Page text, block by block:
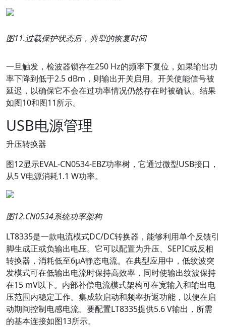
图11.过载保护状态后，典型的恢复时间
一旦触发，检波器锁存在250 Hz的频率下复位，如果输出功
率下降到低于2.5 dBm，则输出开关启用。开关使能信号被
延迟，以确保它不会在过功率情况仍然存在时被确认。结果
如图10和图11所示。
USB电源管理
升压转换器
图12显示EVAL-CN0534-EBZ功率树，它通过微型USB接口，
从5 V电源消耗1.1 W功率。
图12.CN0534系统功率架构
LT8335是一款电流模式DC/DC转换器，能够利用单个反馈引
脚生成正或负输出电压。它可以配置为升压、SEPIC或反相
转换器，消耗低至6µA静态电流。在典型应用中，低纹波突
发模式可在低输出电流时保持高效率，同时使输出纹波保持
在15 mV以下。内部补偿电流模式架构可在宽输入和输出电
压范围内稳定工作。集成软启动和频率折返功能，以便在启
动期间控制电感电流。要配置LT8335提供5.6 V输出，所需
的基本连接如图13所示。